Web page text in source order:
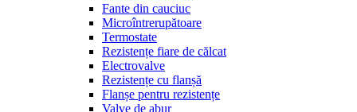
Fante din cauciuc
Microîntrerupătoare
Termostate
Rezistențe fiare de călcat
Electrovalve
Rezistențe cu flanșă
Flanșe pentru rezistențe
Valve de abur